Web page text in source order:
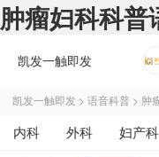
肿瘤妇科科普
凯发一触即发
凯发一触即发 > 语音科普 > 肿
内科 外科 妇产科